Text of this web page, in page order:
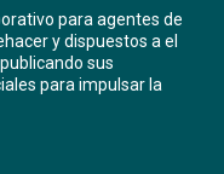
para agentes de
y dispuestos a el
sus
para impulsar la